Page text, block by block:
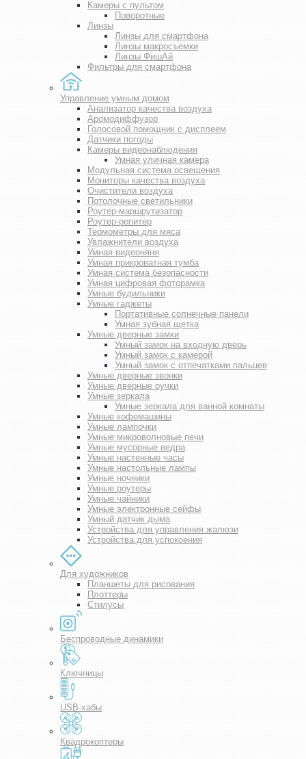
Камеры с пультом
Поворотные
Линзы
Линзы для смартфона
Линзы макросъемки
Линзы ФишАй
Фильтры для смартфона
Управление умным домом
Анализатор качества воздуха
Аромодиффузор
Голосовой помощник с дисплеем
Датчики погоды
Камеры видеонаблюдения
Умная уличная камера
Модульная система освещения
Мониторы качества воздуха
Очистители воздуха
Потолочные светильники
Роутер-маршрутизатор
Роутер-репитер
Термометры для мяса
Увлажнители воздуха
Умная видеоняня
Умная прикроватная тумба
Умная система безопасности
Умная цифровая фоторамка
Умные будильники
Умные гаджеты
Портативные солнечные панели
Умная зубная щетка
Умные дверные замки
Умный замок на входную дверь
Умный замок с камерой
Умный замок с отпечатками пальцев
Умные дверные звонки
Умные дверные ручки
Умные зеркала
Умные зеркала для ванной комнаты
Умные кофемашины
Умные лампочки
Умные микроволновые печи
Умные мусорные ведра
Умные настенные часы
Умные настольные лампы
Умные ночники
Умные роутеры
Умные чайники
Умные электронные сейфы
Умный датчик дыма
Устройства для управления жалюзи
Устройства для успокоения
Для художников
Планшеты для рисования
Плоттеры
Стилусы
Беспроводные динамики
Ключницы
USB-хабы
Квадрокоптеры